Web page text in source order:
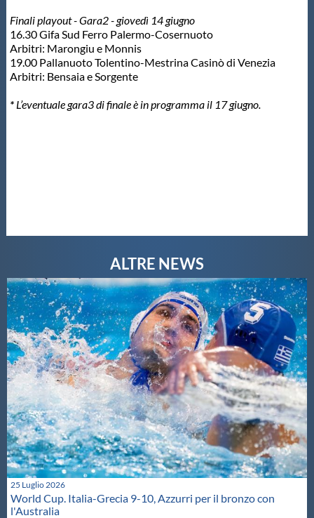
Finali playout - Gara2 - giovedì 14 giugno
16.30 Gifa Sud Ferro Palermo-Cosernuoto
Arbitri: Marongiu e Monnis
19.00 Pallanuoto Tolentino-Mestrina Casinò di Venezia
Arbitri: Bensaia e Sorgente
*L’eventuale gara3 di finale è in programma il 17 giugno.
25 Luglio 2026
World Cup. Italia-Grecia 9-10, Azzurri per il bronzo con
l'Australia